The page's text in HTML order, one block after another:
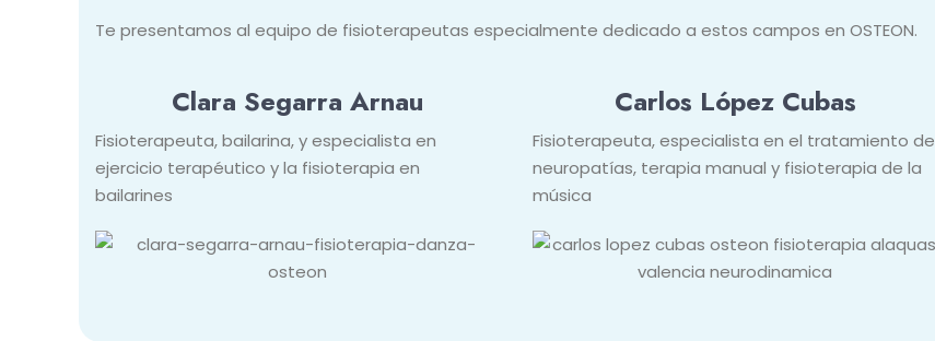
Te presentamos al equipo de fisioterapeutas especialmente dedicado a estos campos en OSTEON.
Clara Segarra Arnau
Fisioterapeuta, bailarina, y especialista en
ejercicio terapéutico y la fisioterapia en
bailarines
Carlos López Cubas
Fisioterapeuta, especialista en el tratamiento de
neuropatías, terapia manual y fisioterapia de la
música